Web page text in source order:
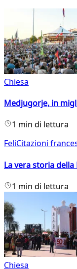
Chiesa
Medjugorje, in
1 min di lettura
FeliCitazioni
La vera storia
1 min di lettura
Chiesa